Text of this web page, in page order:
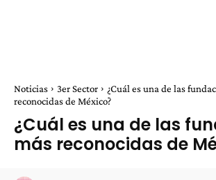
Noticias 3er Sector
¿Cuál es una de las
reconocidas de México?
¿Cuál es una de las
más reconocidas de